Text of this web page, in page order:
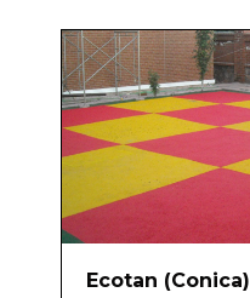
Ecotan (Conica)